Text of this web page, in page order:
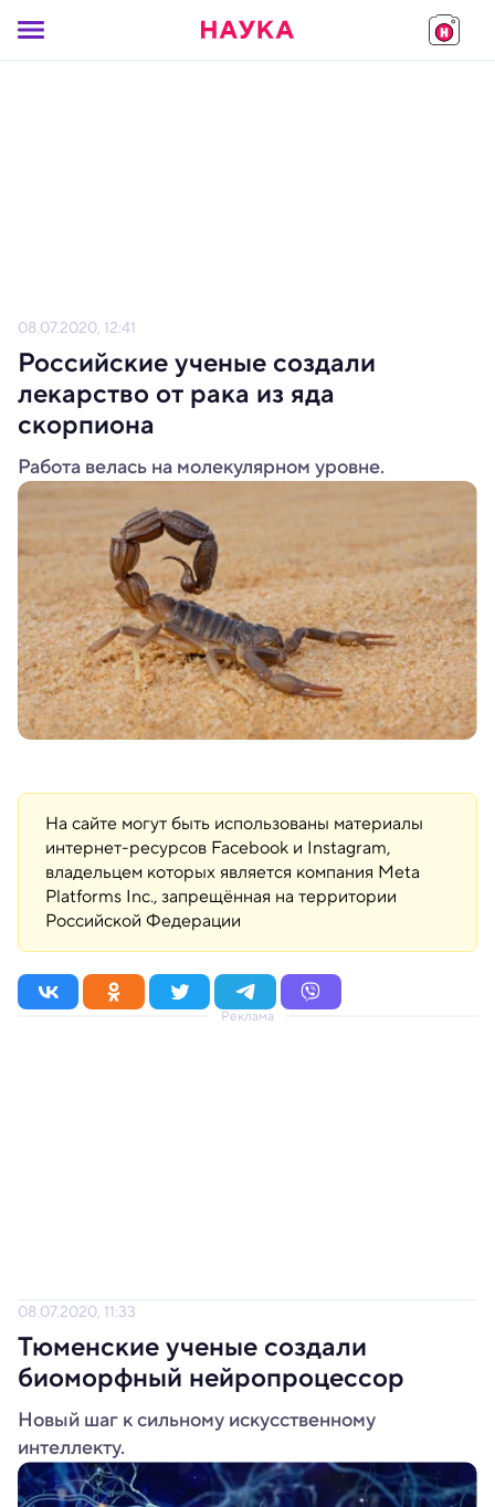
08.07.2020, 12:41
Российские ученые создали
лекарство от рака из яда
скорпиона
Работа велась на молекулярном уровне.
На сайте могут быть использованы материалы
интернет-ресурсов Facebook и Instagram,
владельцем которых является компания Meta
Platforms Inc., запрещённая на территории
Российской Федерации
Реклама
08.07.2020, 11:33
Тюменские ученые создали
биоморфный нейропроцессор
Новый шаг к сильному искусственному
интеллекту.